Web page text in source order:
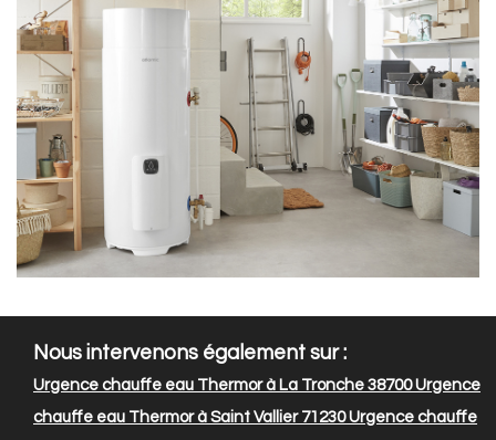
Nous intervenons également sur :
Urgence chauffe eau Thermor à La Tronche 38700Urgence
chauffe eau Thermor à Saint Vallier 71230Urgence chauffe